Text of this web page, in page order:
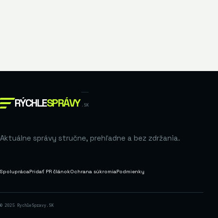
RÝCHLESPRÁVY .SK
Aktuálne správy stručne, prehľadne a bez zdržania.
SpoluprácaPridať PR článokOchrana súkromiaPodmienky
© 2025 RychleSpravy.SK